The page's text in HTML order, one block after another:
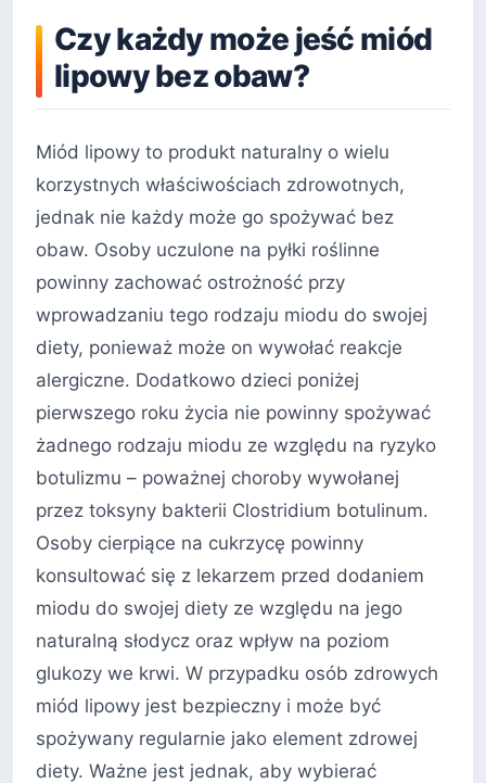
Czy każdy może jeść miód
lipowy bez obaw?
Miód lipowy to produkt naturalny o wielu
korzystnych właściwościach zdrowotnych,
jednak nie każdy może go spożywać bez
obaw. Osoby uczulone na pyłki roślinne
powinny zachować ostrożność przy
wprowadzaniu tego rodzaju miodu do swojej
diety, ponieważ może on wywołać reakcje
alergiczne. Dodatkowo dzieci poniżej
pierwszego roku życia nie powinny spożywać
żadnego rodzaju miodu ze względu na ryzyko
botulizmu – poważnej choroby wywołanej
przez toksyny bakterii Clostridium botulinum.
Osoby cierpiące na cukrzycę powinny
konsultować się z lekarzem przed dodaniem
miodu do swojej diety ze względu na jego
naturalną słodycz oraz wpływ na poziom
glukozy we krwi. W przypadku osób zdrowych
miód lipowy jest bezpieczny i może być
spożywany regularnie jako element zdrowej
diety. Ważne jest jednak, aby wybierać